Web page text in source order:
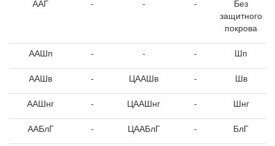
ААГ - - -
Без
защитного
покрова
ААШп - - - Шп
ААШв - ЦААШв - Шв
ААШнг - ЦААШнг - Шнг
ААБлГ - ЦААБлГ - БлГ